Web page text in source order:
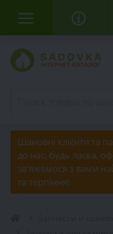
Шановні клієнти та
до нас, будь ласка,
зв'яжемося з вами
та терпіння!